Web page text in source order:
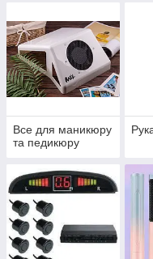
Все для маникюру
та педикюру